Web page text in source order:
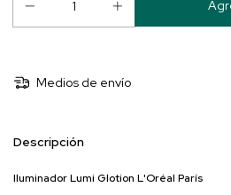
Medios de envío
Descripción
Iluminador Lumi Glotion L'Oréal París